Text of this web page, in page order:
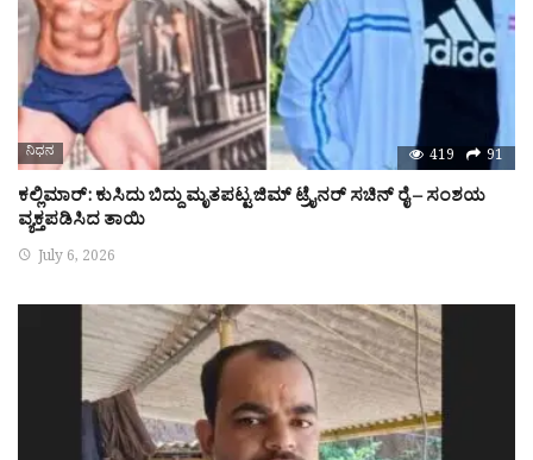
ನಿಧನ 419 91
ಕಲ್ಲಿಮಾರ್: ಕುಸಿದು ಬಿದ್ದು ಮೃತಪಟ್ಟ ಜಿಮ್ ಟ್ರೈನರ್ ಸಚಿನ್ ರೈ – ಸಂಶಯ
ವ್ಯಕ್ತಪಡಿಸಿದ ತಾಯಿ
July 6, 2026